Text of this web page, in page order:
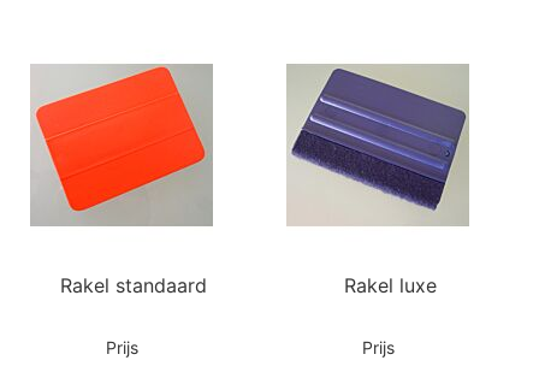
Rakel standaard
Prijs
Rakel luxe
Prijs